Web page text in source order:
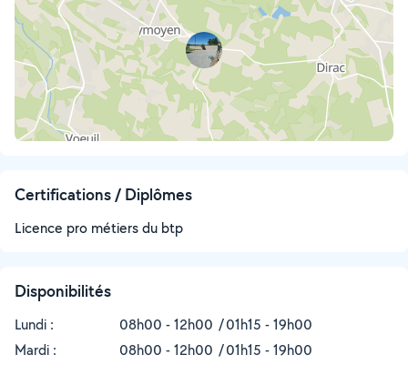
Certifications / Diplômes
Licence pro métiers du btp
Disponibilités
Lundi : 08h00 - 12h00
01h15 - 19h00
Mardi :
08h00 - 12h00
01h15 - 19h00